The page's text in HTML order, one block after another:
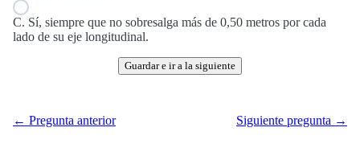
C. Sí, siempre que no sobresalga más de 0,50 metros por cada
lado de su eje longitudinal.
Guardar e ir a la siguiente
← Pregunta anterior Siguiente pregunta →